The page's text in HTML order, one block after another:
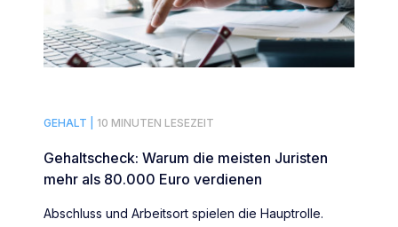
GEHALT | 10 MINUTEN LESEZEIT
Gehaltscheck: Warum die meisten Juristen
mehr als 80.000 Euro verdienen
Abschluss und Arbeitsort spielen die Hauptrolle.